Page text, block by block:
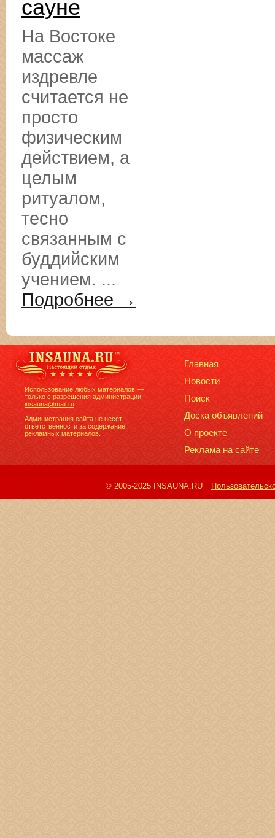
сауне
На Востоке
массаж
издревле
считается не
просто
физическим
действием, а
целым
ритуалом,
тесно
связанным с
буддийским
учением. ...
Подробнее →
Использование любых материалов —
только с разрешения администрации:
insauna@mail.ru
Администрация сайта не несет
ответственности за содержание
рекламных материалов.
Главная
Новости
Поиск
Доска объявлений
О проекте
Реклама на сайте
© 2005-2025 INSAUNA.RU